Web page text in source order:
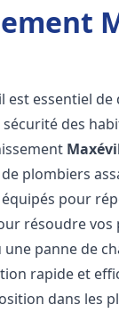
est essentiel
des
plombiers
pour
résoudre vos
panne de
rapide et
dans les